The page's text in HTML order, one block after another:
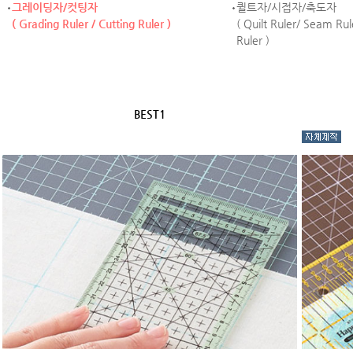
그레이딩자/컷팅자
( Grading Ruler / Cutting Ruler )
퀼트자/시접자/축도자
( Quilt Ruler/ Seam
Ruler )
BEST1